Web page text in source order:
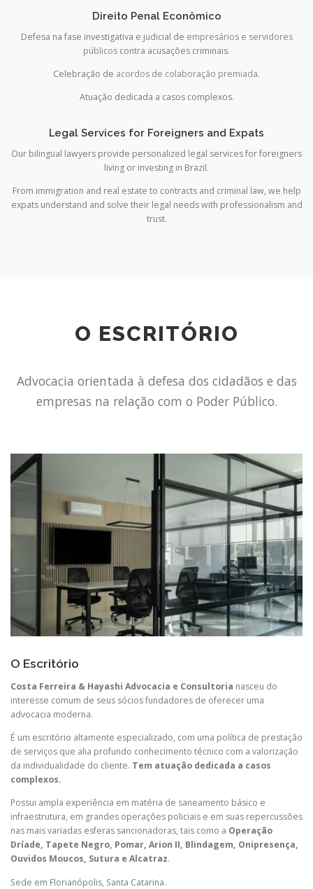
Direito Penal Econômico
Defesa na fase investigativa e judicial de empresários e servidores
públicos contra acusações criminais.
Celebração de acordos de colaboração premiada.
Atuação dedicada a casos complexos.
Legal Services for Foreigners and Expats
Our bilingual lawyers provide personalized legal services for foreigners
living or investing in Brazil.
From immigration and real estate to contracts and criminal law, we help
expats understand and solve their legal needs with professionalism and
trust.
O ESCRITÓRIO
Advocacia orientada à defesa dos cidadãos e das
empresas na relação com o Poder Público.
O Escritório
Costa Ferreira & Hayashi Advocacia e Consultoria nasceu do
interesse comum de seus sócios fundadores de oferecer uma
advocacia moderna.
É um escritório altamente especializado, com uma política de prestação
de serviços que alia profundo conhecimento técnico com a valorização
da individualidade do cliente. Tem atuação dedicada a casos
complexos.
Possui ampla experiência em matéria de saneamento básico e
infraestrutura, em grandes operações policiais e em suas repercussões
nas mais variadas esferas sancionadoras, tais como a Operação
Dríade, Tapete Negro, Pomar, Arion II, Blindagem, Onipresença,
Ouvidos Moucos, Sutura e Alcatraz.
Sede em Florianópolis, Santa Catarina.